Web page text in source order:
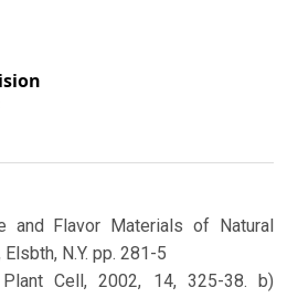
and Flavor Materials of Natural
N.Y. pp. 281-5
Cell, 2002, 14, 325-38. b)